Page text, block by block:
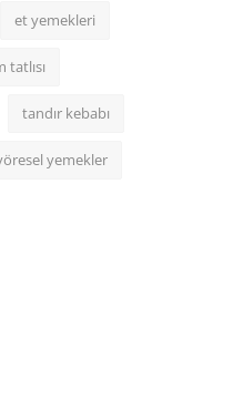
et yemekleri
tatlısı
tandır kebabı
yemekler